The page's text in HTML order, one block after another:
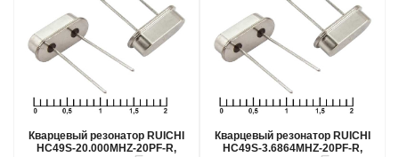
Кварцевый резонатор RUICHI
HC49S-20.000MHZ-20PF-R,
Кварцевый резонатор RUICHI
HC49S-3.6864MHZ-20PF-R,